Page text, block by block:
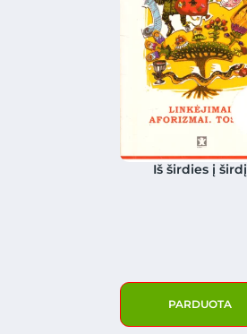
Iš širdies į širdį
PARDUOTA